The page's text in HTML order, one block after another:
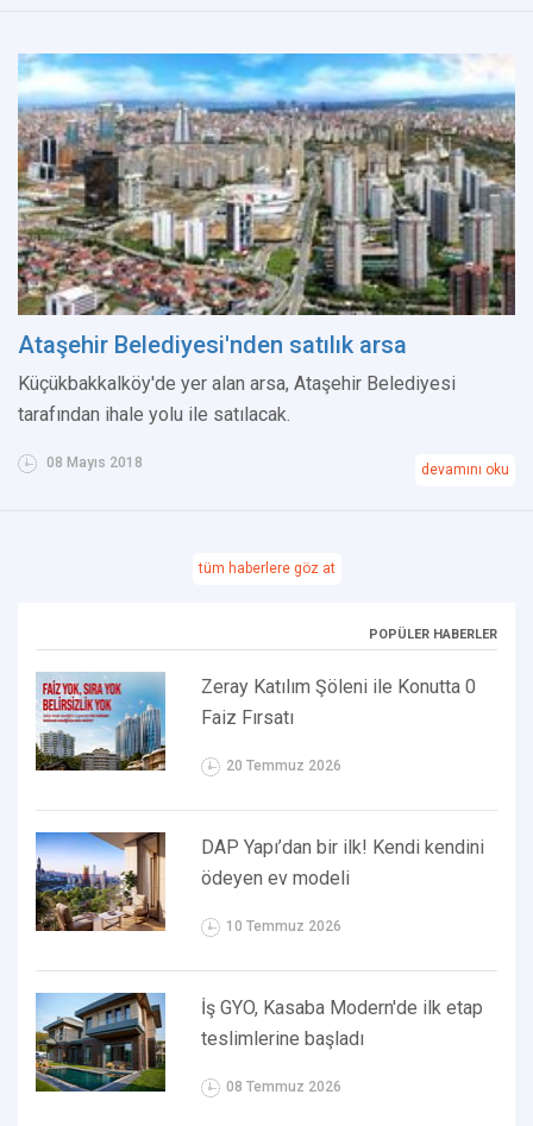
Ataşehir Belediyesi'nden satılık arsa
Küçükbakkalköy'de yer alan arsa, Ataşehir Belediyesi
tarafından ihale yolu ile satılacak.
08 Mayıs 2018 devamını oku
tüm haberlere göz at
POPÜLER HABERLER
Zeray Katılım Şöleni ile Konutta 0
Faiz Fırsatı
20 Temmuz 2026
DAP Yapı’dan bir ilk! Kendi kendini
ödeyen ev modeli
10 Temmuz 2026
İş GYO, Kasaba Modern'de ilk etap
teslimlerine başladı
08 Temmuz 2026